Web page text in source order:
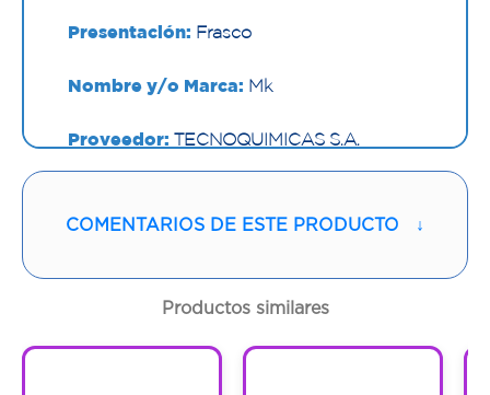
Presentación: Frasco
Nombre y/o Marca: Mk
Proveedor: TECNOQUIMICAS S.A.
1 Frasco
Código:926544
COMENTARIOS DE ESTE PRODUCTO ↓
Productos similares